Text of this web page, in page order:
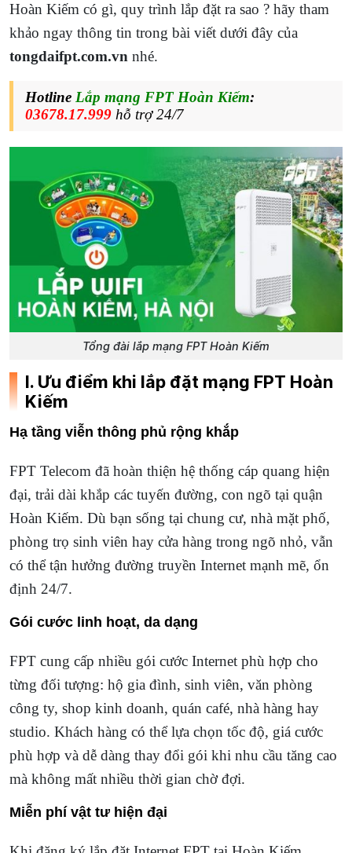
Hoàn Kiếm có gì, quy trình lắp đặt ra sao ? hãy tham
khảo ngay thông tin trong bài viết dưới đây của
tongdaifpt.com.vn nhé.
Hotline Lắp mạng FPT Hoàn Kiếm:
03678.17.999 hỗ trợ 24/7
Tổng đài lắp mạng FPT Hoàn Kiếm
I. Ưu điểm khi lắp đặt mạng FPT Hoàn
Kiếm
Hạ tầng viễn thông phủ rộng khắp
FPT Telecom đã hoàn thiện hệ thống cáp quang hiện
đại, trải dài khắp các tuyến đường, con ngõ tại quận
Hoàn Kiếm. Dù bạn sống tại chung cư, nhà mặt phố,
phòng trọ sinh viên hay cửa hàng trong ngõ nhỏ, vẫn
có thể tận hưởng đường truyền Internet mạnh mẽ, ổn
định 24/7.
Gói cước linh hoạt, da dạng
FPT cung cấp nhiều gói cước Internet phù hợp cho
từng đối tượng: hộ gia đình, sinh viên, văn phòng
công ty, shop kinh doanh, quán café, nhà hàng hay
studio. Khách hàng có thể lựa chọn tốc độ, giá cước
phù hợp và dễ dàng thay đổi gói khi nhu cầu tăng cao
mà không mất nhiều thời gian chờ đợi.
Miễn phí vật tư hiện đại